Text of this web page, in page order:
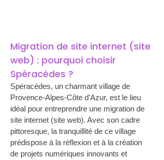
Migration de site internet (site
web) : pourquoi choisir
Spéracèdes ?
Spéracèdes, un charmant village de
Provence-Alpes-Côte d'Azur, est le lieu
idéal pour entreprendre une migration de
site internet (site web). Avec son cadre
pittoresque, la tranquillité de ce village
prédispose à la réflexion et à la création
de projets numériques innovants et